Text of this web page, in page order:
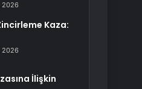
2026
Kaza:
2026
İlişkin